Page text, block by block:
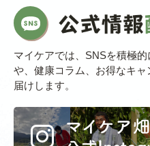
マイケアでは、SNSを積極
や、健康コラム、お得なキ
届けします。